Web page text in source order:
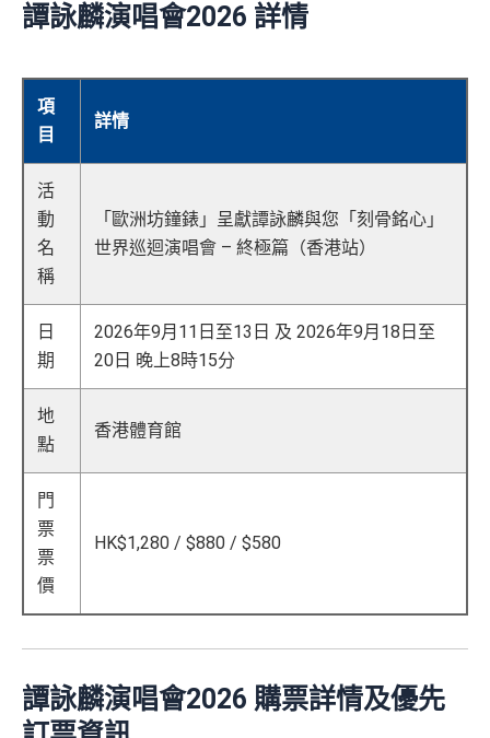
譚詠麟演唱會2026 詳情
項
目
詳情
活
動
名
稱
「歐洲坊鐘錶」呈獻譚詠麟與您「刻骨銘心」
世界巡迴演唱會 – 終極篇（香港站）
日
期
2026年9月11日至13日 及 2026年9月18日至
20日 晚上8時15分
地
點
香港體育館
門
票
票
價
HK$1,280 / $880 / $580
譚詠麟演唱會2026 購票詳情及優先